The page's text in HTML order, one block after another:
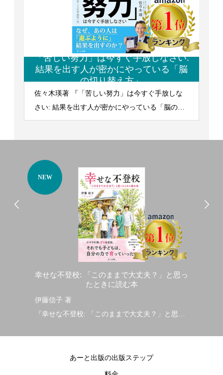
「苦しい努力」は今すぐ手放しなさい:
結果を出す人が密かにやっている「脳
の切り替え方」
佐々木瑛著 『「苦しい努力」は今すぐ手放しな
さい: 結果を出す人が密かにやっている「脳の切
り替え方」』 2026/4/13発行
NEW
幸せな不登校: 「このままで大丈夫？」と思っ
たときに読む本
伊藤信子 著
『幸せな不登校: 「このままで大丈夫？」と思っ
あーと出版の出版ステップ